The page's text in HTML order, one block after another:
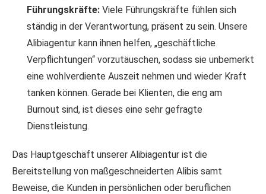
Führungskräfte: Viele Führungskräfte fühlen sich
ständig in der Verantwortung, präsent zu sein. Unsere
Alibiagentur kann ihnen helfen, „geschäftliche
Verpflichtungen“ vorzutäuschen, sodass sie unbemerkt
eine wohlverdiente Auszeit nehmen und wieder Kraft
tanken können. Gerade bei Klienten, die eng am
Burnout sind, ist dieses eine sehr gefragte
Dienstleistung.
Das Hauptgeschäft unserer Alibiagentur ist die
Bereitstellung von maßgeschneiderten Alibis samt
Beweise, die Kunden in persönlichen oder beruflichen